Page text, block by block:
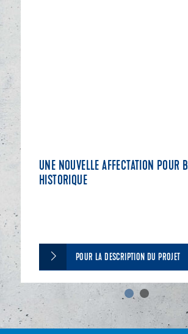
UNE NOUVELLE AFFECTATION POUR
HISTORIQUE
POUR LA DESCRIPTION DU PROJET